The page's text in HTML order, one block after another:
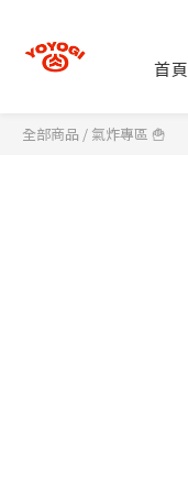
首頁
全部商品 / 氣炸專區 🍟